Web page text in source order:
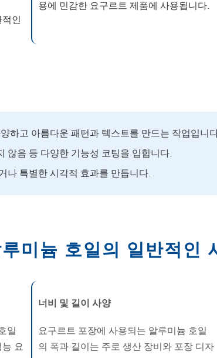
인
용에 민감한 요구르트 제품에 사용됩니다.
하고 아름다운 패턴과 텍스트를 만드는 작업입니
않음 등 다양한 기능성 코팅을 입힙니다.
나 특별한 시각적 효과를 만듭니다.
미늄 호일의 일반적인
일
요
너비 및 길이 사양
요구르트 포장에 사용되는 알루미늄 호일
의 폭과 길이는 주로 생산 장비와 포장 디자